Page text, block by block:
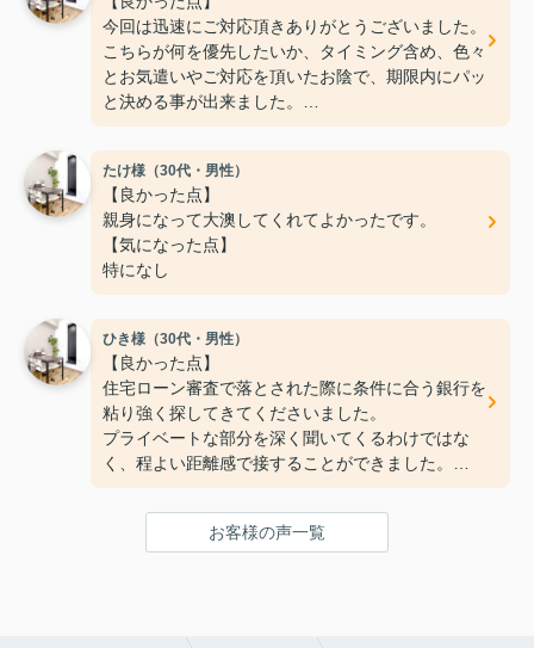
今回は迅速にご対応頂きありがとうございました。
こちらが何を優先したいか、タイミング含め、色々
とお気遣いやご対応を頂いたお陰で、期限内にパッ
と決める事が出来ました。
フットワークが軽く、希望もちゃんと聞いて下さい
ます。
ご親切にありがとうございました！
【気になった点】
特にないです！
たけ様（30代・男性）
【良かった点】
親身になって大澳してくれてよかったです。
【気になった点】
特になし
ひき様（30代・男性）
【良かった点】
住宅ローン審査で落とされた際に条件に合う銀行を
粘り強く探してきてくださいました。
プライベートな部分を深く聞いてくるわけではな
く、程よい距離感で接することができました。
【気になった点】
手続きまわりの連絡が少し遅いように感じました。
お客様の声一覧